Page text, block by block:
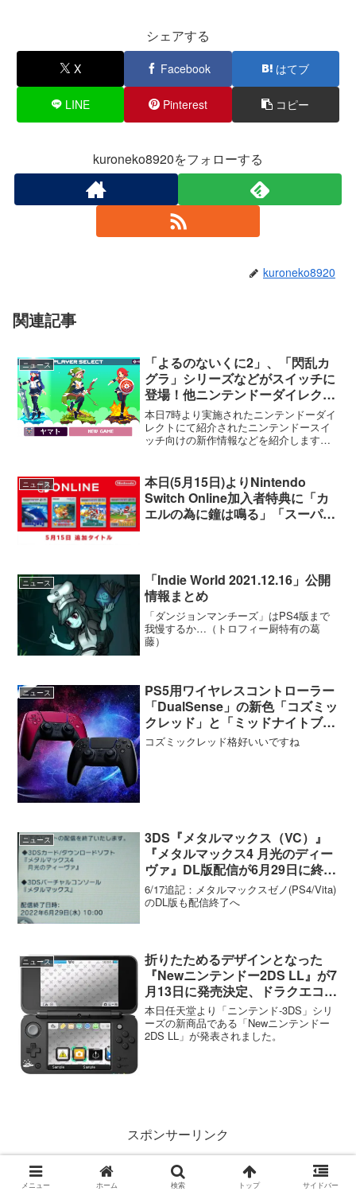
シェアする
X Facebook はてブ
LINE Pinterest コピー
kuroneko8920をフォローする
kuroneko8920
関連記事
ニュース
「よるのないくに2」、「閃乱カ
グラ」シリーズなどがスイッチに
登場！他ニンテンドーダイレクト
まとめ(Switch編)
本日7時より実施されたニンテンドーダイ
レクトにて紹介されたニンテンドースイ
ッチ向けの新作情報などを紹介します。※
ニュース
本日(5月15日)よりNintendo
Switch Online加入者特典に「カ
エルの為に鐘は鳴る」「スーパー
ニュース
「Indie World 2021.12.16」公開
情報まとめ
「ダンジョンマンチーズ」はPS4版まで
我慢するか…（トロフィー厨特有の葛
藤）
ニュース
PS5用ワイヤレスコントローラー
「DualSense」の新色「コズミッ
クレッド」と「ミッドナイトブラ
ック」6月10日より新登場
コズミックレッド格好いいですね
ニュース
3DS『メタルマックス（VC）』
『メタルマックス4 月光のディー
ヴァ』DL版配信が6月29日に終了
へ
6/17追記：メタルマックスゼノ(PS4/Vita)
のDL版も配信終了へ
ニュース
折りたためるデザインとなった
『Newニンテンドー2DS LL』が7
月13日に発売決定、ドラクエコラ
ボのはぐれメタルエディションも
登場。
本日任天堂より「ニンテンド-3DS」シリ
ーズの新商品である「Newニンテンドー
2DS LL」が発表されました。
スポンサーリンク
メニュー ホーム 検索 トップ サイドバー